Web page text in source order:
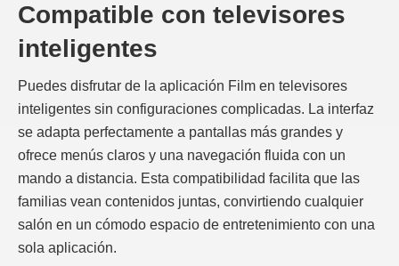
Compatible con televisores
inteligentes
Puedes disfrutar de la aplicación Film en televisores
inteligentes sin configuraciones complicadas. La interfaz
se adapta perfectamente a pantallas más grandes y
ofrece menús claros y una navegación fluida con un
mando a distancia. Esta compatibilidad facilita que las
familias vean contenidos juntas, convirtiendo cualquier
salón en un cómodo espacio de entretenimiento con una
sola aplicación.